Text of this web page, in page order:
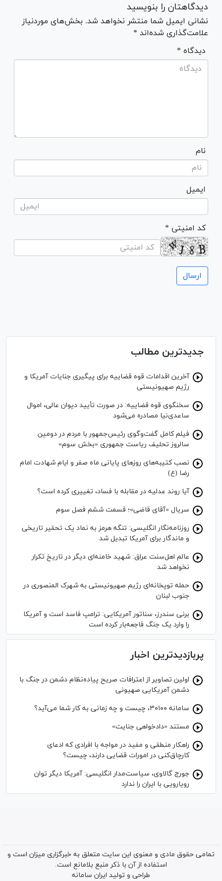
دیدگاهتان را بنویسید
نشانی ایمیل شما منتشر نخواهد شد. بخش‌های موردنیاز
علامت‌گذاری شده‌اند *
* دیدگاه
نام
ایمیل
* کد امنیتی
جدیدترین مطالب
آخرین اقدامات قوه قضاییه برای پیگیری جنایات آمریکا و
رژیم صهیونیستی
سخنگوی قوه قضاییه: در صورت تأیید دیوان عالی، اموال
ساعدی‌نیا مصادره می‌شود
فیلم کامل گفت‌وگوی رئیس‌جمهور با مردم در دومین
سالروز تحلیف ریاست جمهوری «بخش سوم»
نصب کتیبه‌های روز‌های پایانی ماه صفر و ایام شهادت امام
رضا (ع)
آیا روند عدلیه در مقابله با فساد، تغییری کرده است؟
سریال «آقای قاضی»؛ قسمت ششم فصل سوم
روزنامه‌نگار انگلیسی: تنگه هرمز به نماد یک تحقیر تاریخی
و ماندگار برای آمریکا تبدیل شد
عالم اهل‌سنت عراق: شهید خامنه‌ای دیگر در تاریخ تکرار
نخواهد شد
حمله توپخانه‌ای رژیم صهیونیستی به شهرک المنصوری در
جنوب لبنان
برنی سندرز، سناتور آمریکایی: ترامپ فاسد است و آمریکا
را وارد یک جنگ فاجعه‌بار کرده است
پربازدیدترین اخبار
اولین تصاویر از اعترافات صریح پیاده‌نظام‌ دشمن در جنگ با
دشمن آمریکایی صهیونی
سامانه ۳۰۱۰۰، چیست و چه زمانی به کار شما می‌آید؟
مستند «دادخواهی جنایت»
راهکار منطقی و مفید در مواجه با افرادی که ادعای
کارچاق‌کنی در امورات قضایی دارند، چیست؟
جورج گالاوی، سیاست‌مدار انگلیسی: آمریکا دیگر توان
رویارویی با ایران را ندارد
تمامی حقوق مادی و معنوی این سایت متعلق به خبرگزاری میزان است و
استفاده از آن با ذکر منبع بلامانع است.
طراحی و تولید ایران سامانه